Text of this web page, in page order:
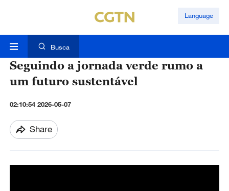
Language
Busca
Seguindo a jornada verde rumo a
um futuro sustentável
02:10:54 2026-05-07
Share